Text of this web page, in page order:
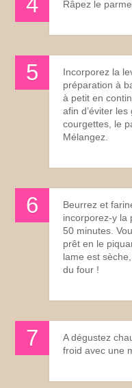
Râpez le
Incorporez la
préparation à
à petit en
afin d’éviter
courgettes, le
Mélangez.
Beurrez et
incorporez-y la
50 minutes.
prêt en le
lame est
du four !
A dégustez
froid avec une